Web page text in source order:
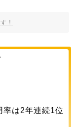
！
率は2年連続1位